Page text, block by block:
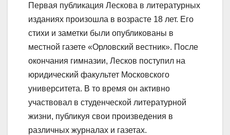
Первая публикация Лескова в литературных
изданиях произошла в возрасте 18 лет. Его
стихи и заметки были опубликованы в
местной газете «Орловский вестник». После
окончания гимназии, Лесков поступил на
юридический факультет Московского
университета. В то время он активно
участвовал в студенческой литературной
жизни, публикуя свои произведения в
различных журналах и газетах.